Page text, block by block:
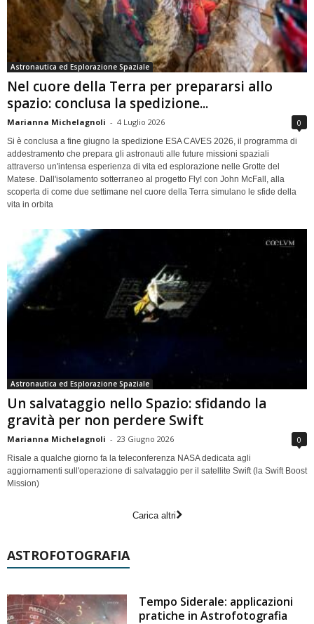
Astronautica ed Esplorazione Spaziale
Nel cuore della Terra per prepararsi allo
spazio: conclusa la spedizione...
Marianna Michelagnoli - 4 Luglio 2026 0
Si è conclusa a fine giugno la spedizione ESA CAVES 2026, il programma di
addestramento che prepara gli astronauti alle future missioni spaziali
attraverso un'intensa esperienza di vita ed esplorazione nelle Grotte del
Matese. Dall'isolamento sotterraneo al progetto Fly! con John McFall, alla
scoperta di come due settimane nel cuore della Terra simulano le sfide della
vita in orbita
Astronautica ed Esplorazione Spaziale
Un salvataggio nello Spazio: sfidando la
gravità per non perdere Swift
Marianna Michelagnoli - 23 Giugno 2026 0
Risale a qualche giorno fa la teleconferenza NASA dedicata agli
aggiornamenti sull'operazione di salvataggio per il satellite Swift (la Swift Boost
Mission)
Carica altri
ASTROFOTOGRAFIA
Tempo Siderale: applicazioni
pratiche in Astrofotografia